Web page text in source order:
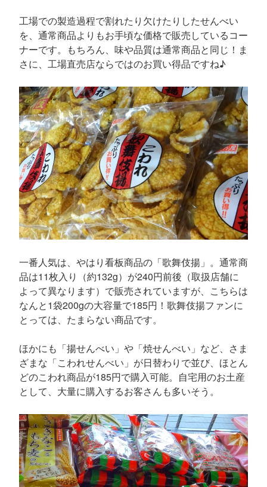
工場での製造過程で割れたり欠けたりしたせんべい
を、通常商品よりもお手頃な価格で販売しているコー
ナーです。もちろん、味や品質は通常商品と同じ！ま
さに、工場直売店ならではのお買い得品ですね♪
一番人気は、やはり看板商品の「歌舞伎揚」。通常商
品は11枚入り（約132g）が240円前後（取扱店舗に
よって異なります）で販売されていますが、こちらは
なんと1袋200gの大容量で185円！歌舞伎揚ファンに
とっては、たまらない商品です。
ほかにも「揚せんべい」や「焼せんべい」など、さま
ざまな「こわれせんべい」が日替わりで並び、ほとん
どのこわれ商品が185円で購入可能。自宅用のお土産
として、大量に購入するお客さんも多いそう。